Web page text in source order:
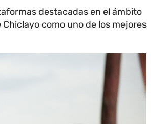
destacadas en el ámbito
como uno de los mejores